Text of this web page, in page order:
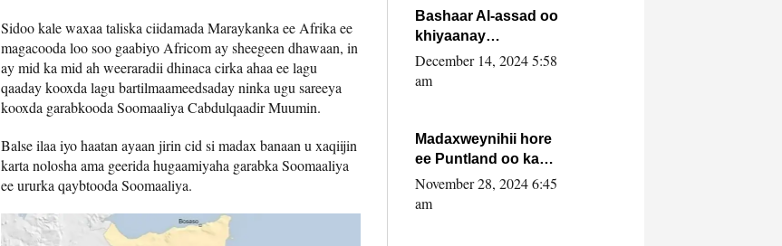
Sidoo kale waxaa taliska ciidamada Maraykanka ee Afrika ee
magacooda loo soo gaabiyo Africom ay sheegeen dhawaan, in
ay mid ka mid ah weeraradii dhinaca cirka ahaa ee lagu
qaaday kooxda lagu bartilmaameedsaday ninka ugu sareeya
kooxda garabkooda Soomaaliya Cabdulqaadir Muumin.
Balse ilaa iyo haatan ayaan jirin cid si madax banaan u xaqiijin
karta nolosha ama geerida hugaamiyaha garabka Soomaaliya
ee ururka qaybtooda Soomaaliya.
FARMAAJO BAL ISU
DHAGEYSTA?
Bashaar Al-assad oo
khiyaanay
lataliyeyaashiisa
ammniga militariga,
xafiiskiisa
December 14, 2024 5:58
am
Madaxweynihii hore
ee Puntland oo ka
dowladda federaalka
iyo Jubbaland in uu
November 28, 2024 6:45
am